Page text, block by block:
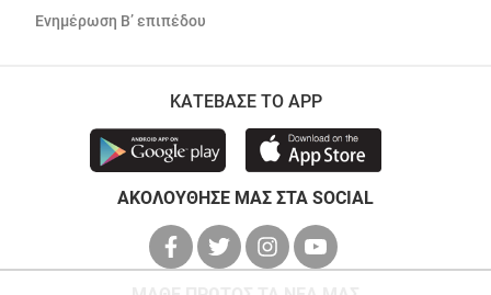
Ενημέρωση Β’ επιπέδου
ΚΑΤΕΒΑΣΕ ΤΟ APP
ΑΚΟΛΟΥΘΗΣΕ ΜΑΣ ΣΤΑ SOCIAL